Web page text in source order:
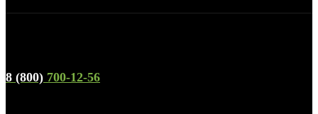
8 (800) 700-12-56